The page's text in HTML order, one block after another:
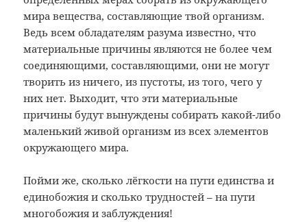
мира вещества, составляющие твой организм.
Ведь всем обладателям разума известно, что
материальные причины являются не более чем
соединяющими, составляющими, они не могут
творить из ничего, из пустоты, из того, чего у
них нет. Выходит, что эти материальные
причины будут вынуждены собирать какой-либо
маленький живой организм из всех элементов
окружающего мира.
Пойми же, сколько лёгкости на пути единства и
единобожия и сколько трудностей – на пути
многобожия и заблуждения!